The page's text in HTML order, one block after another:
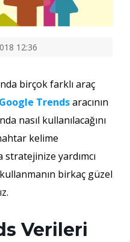
12:36
birçok farklı araç
Google Trendsaracının
nasıl kullanılacağını
kelime
stratejinize yardımcı
birkaç güzel
Verileri